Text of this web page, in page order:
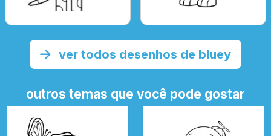
ver todos desenhos de bluey
outros temas que você pode gostar